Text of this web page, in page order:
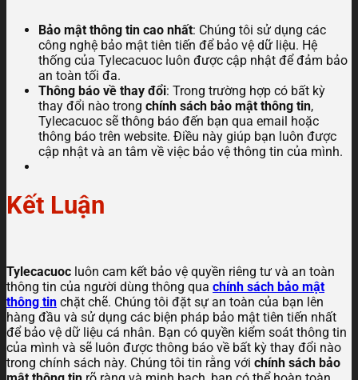
Bảo mật thông tin cao nhất: Chúng tôi sử dụng các
công nghệ bảo mật tiên tiến để bảo vệ dữ liệu. Hệ
thống của Tylecacuoc luôn được cập nhật để đảm bảo
an toàn tối đa.
Thông báo về thay đổi: Trong trường hợp có bất kỳ
thay đổi nào trong chính sách bảo mật thông tin,
Tylecacuoc sẽ thông báo đến bạn qua email hoặc
thông báo trên website. Điều này giúp bạn luôn được
cập nhật và an tâm về việc bảo vệ thông tin của mình.
Kết Luận
Tylecacuoc luôn cam kết bảo vệ quyền riêng tư và an toàn
thông tin của người dùng thông qua chính sách bảo mật
thông tin chặt chẽ. Chúng tôi đặt sự an toàn của bạn lên
hàng đầu và sử dụng các biện pháp bảo mật tiên tiến nhất
để bảo vệ dữ liệu cá nhân. Bạn có quyền kiểm soát thông tin
của mình và sẽ luôn được thông báo về bất kỳ thay đổi nào
trong chính sách này. Chúng tôi tin rằng với chính sách bảo